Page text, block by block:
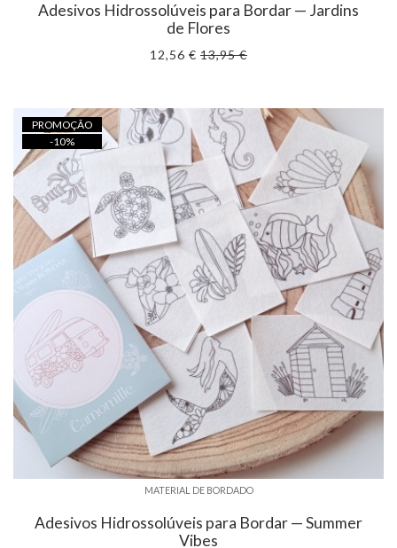
Adesivos Hidrossolúveis para Bordar — Jardins
de Flores
12,56 € 13,95 €
-10%
PROMOÇÃO
MATERIAL DE BORDADO
Adesivos Hidrossolúveis para Bordar — Summer
Vibes